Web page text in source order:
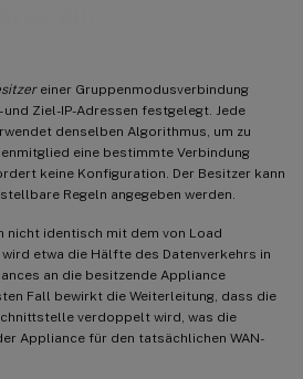
einer Gruppenmodusverbindung
und Ziel-IP-Adressen festgelegt. Jede
denselben Algorithmus, um zu
eine bestimmte Verbindung
keine Konfiguration. Der Besitzer kann
Regeln angegeben werden.
nicht identisch mit dem von Load
etwa die Hälfte des Datenverkehrs in
an die besitzende Appliance
Fall bewirkt die Weiterleitung, dass die
verdoppelt wird, was die
Appliance für den tatsächlichen WAN-